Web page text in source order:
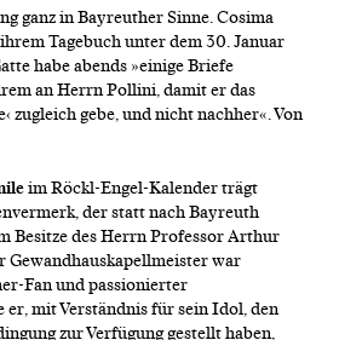
ganz in Bayreuther Sinne. Cosima
Tagebuch unter dem 30. Januar
habe abends »einige Briefe
an Herrn Pollini, damit er das
zugleich gebe, und nicht nachher«. Von
im Röckl-Engel-Kalender trägt
der statt nach Bayreuth
Besitze des Herrn Professor Arthur
Gewandhauskapellmeister war
Fan und passionierter
mit Verständnis für sein Idol, den
zur Verfügung gestellt haben,